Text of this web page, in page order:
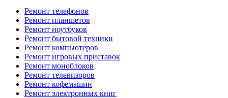
Ремонт телефонов
Ремонт планшетов
Ремонт ноутбуков
Ремонт бытовой техники
Ремонт компьютеров
Ремонт игровых приставок
Ремонт моноблоков
Ремонт телевизоров
Ремонт кофемашин
Ремонт электронных книг